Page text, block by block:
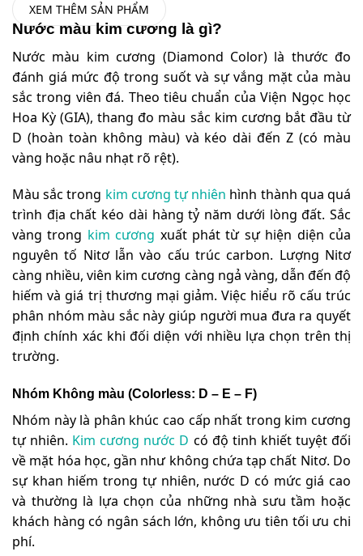
XEM THÊM SẢN PHẨM
Nước màu kim cương là gì?
Nước màu kim cương (Diamond Color) là thước đo
đánh giá mức độ trong suốt và sự vắng mặt của màu
sắc trong viên đá. Theo tiêu chuẩn của Viện Ngọc học
Hoa Kỳ (GIA), thang đo màu sắc kim cương bắt đầu từ
D (hoàn toàn không màu) và kéo dài đến Z (có màu
vàng hoặc nâu nhạt rõ rệt).
Màu sắc trong kim cương tự nhiên hình thành qua quá
trình địa chất kéo dài hàng tỷ năm dưới lòng đất. Sắc
vàng trong kim cương xuất phát từ sự hiện diện của
nguyên tố Nitơ lẫn vào cấu trúc carbon. Lượng Nitơ
càng nhiều, viên kim cương càng ngả vàng, dẫn đến độ
hiếm và giá trị thương mại giảm. Việc hiểu rõ cấu trúc
phân nhóm màu sắc này giúp người mua đưa ra quyết
định chính xác khi đối diện với nhiều lựa chọn trên thị
trường.
Nhóm Không màu (Colorless: D – E – F)
Nhóm này là phân khúc cao cấp nhất trong kim cương
tự nhiên. Kim cương nước D có độ tinh khiết tuyệt đối
về mặt hóa học, gần như không chứa tạp chất Nitơ. Do
sự khan hiếm trong tự nhiên, nước D có mức giá cao
và thường là lựa chọn của những nhà sưu tầm hoặc
khách hàng có ngân sách lớn, không ưu tiên tối ưu chi
phí.